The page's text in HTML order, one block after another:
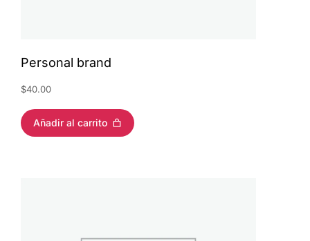
Personal brand
$40.00
Añadir al carrito